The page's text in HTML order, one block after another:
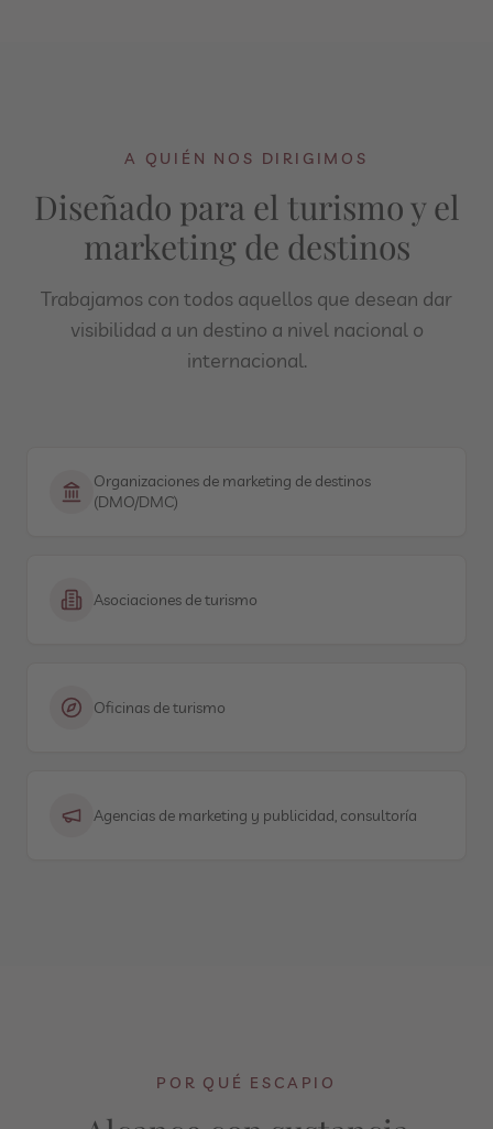
A QUIÉN NOS DIRIGIMOS
Diseñado para el turismo y el
marketing de destinos
Trabajamos con todos aquellos que desean dar
visibilidad a un destino a nivel nacional o
internacional.
Organizaciones de marketing de destinos
(DMO/DMC)
Asociaciones de turismo
Oficinas de turismo
Agencias de marketing y publicidad, consultoría
POR QUÉ ESCAPIO